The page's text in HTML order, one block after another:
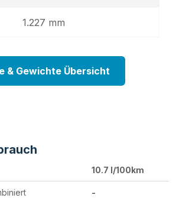
1.227 mm
& Gewichte Übersicht
10.7 l/100km
-